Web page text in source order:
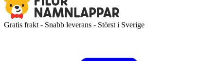
Gratis frakt - Snabb leverans - Störst i Sverige